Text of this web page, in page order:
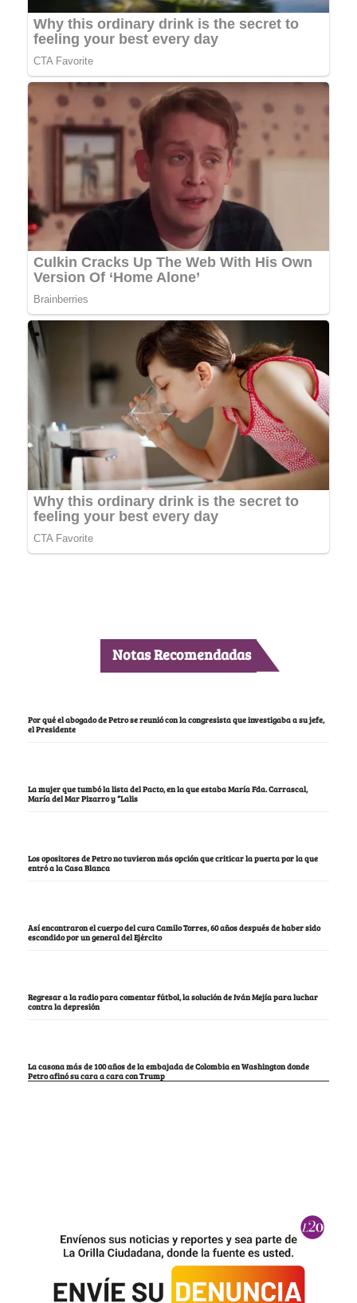
Notas Recomendadas
Por qué el abogado de Petro se reunió con la congresista que investigaba a su jefe,
el Presidente
La mujer que tumbó la lista del Pacto, en la que estaba María Fda. Carrascal,
María del Mar Pizarro y “Lalis
Los opositores de Petro no tuvieron más opción que criticar la puerta por la que
entró a la Casa Blanca
Así encontraron el cuerpo del cura Camilo Torres, 60 años después de haber sido
escondido por un general del Ejército
Regresar a la radio para comentar fútbol, la solución de Iván Mejía para luchar
contra la depresión
La casona más de 100 años de la embajada de Colombia en Washington donde
Petro afinó su cara a cara con Trump